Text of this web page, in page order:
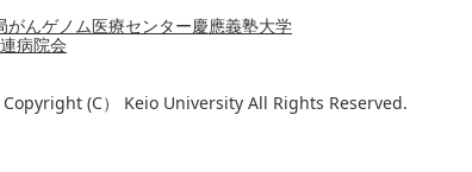
がんゲノム医療センター慶應義塾大学
病院会
Copyright (C） Keio University All Rights Reserved.